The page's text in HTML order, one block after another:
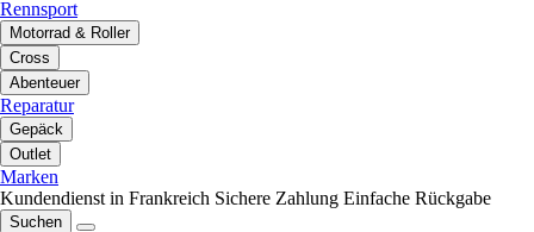
Rennsport
Motorrad & Roller
Cross
Abenteuer
Reparatur
Gepäck
Outlet
Marken
Kundendienst in Frankreich Sichere Zahlung Einfache Rückgabe
Suchen